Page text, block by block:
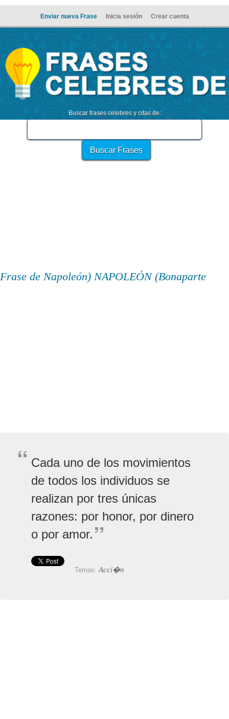
Enviar nueva Frase Inicia sesión Crear cuenta
Buscar frases celebres y citas de:
Frase de Napoleón) NAPOLEÓN (Bonaparte
Cada uno de los movimientos
de todos los individuos se
realizan por tres únicas
razones: por honor, por dinero
o por amor.
Temas: Acci�n